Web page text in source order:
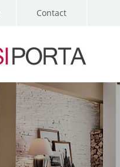
Contact